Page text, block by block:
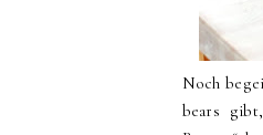
Noch
bears